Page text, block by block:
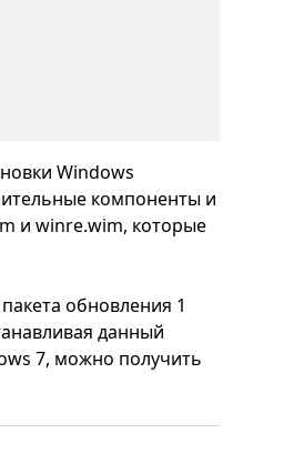
Windows
компоненты и
и winre.wim, которые
обновления 1
данный
7, можно получить